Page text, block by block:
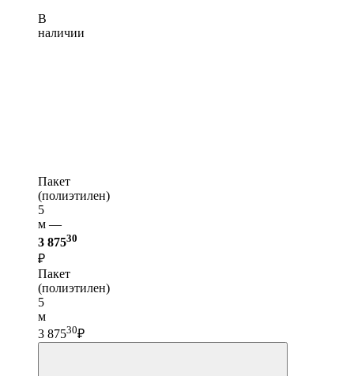
В
наличии
Пакет
(полиэтилен)
5
м —
3 87530
₽
Пакет
(полиэтилен)
5
м
3 87530₽